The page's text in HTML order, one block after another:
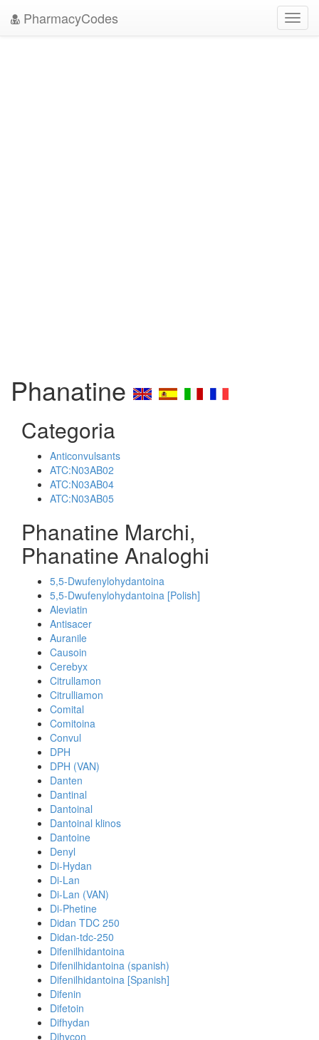
PharmacyCodes
Phanatine
Categoria
Anticonvulsants
ATC:N03AB02
ATC:N03AB04
ATC:N03AB05
Phanatine Marchi,
Phanatine Analoghi
5,5-Dwufenylohydantoina
5,5-Dwufenylohydantoina [Polish]
Aleviatin
Antisacer
Auranile
Causoin
Cerebyx
Citrullamon
Citrulliamon
Comital
Comitoina
Convul
DPH
DPH (VAN)
Danten
Dantinal
Dantoinal
Dantoinal klinos
Dantoine
Denyl
Di-Hydan
Di-Lan
Di-Lan (VAN)
Di-Phetine
Didan TDC 250
Didan-tdc-250
Difenilhidantoina
Difenilhidantoina (spanish)
Difenilhidantoina [Spanish]
Difenin
Difetoin
Difhydan
Dihycon